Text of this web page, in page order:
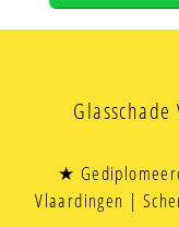
★
Vlaardingen |